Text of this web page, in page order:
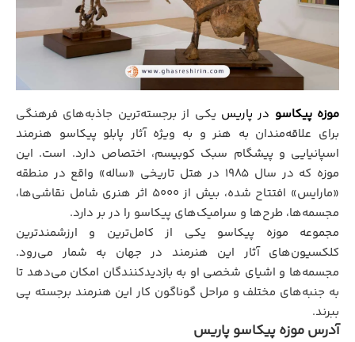
موزه پیکاسو در پاریس یکی از برجسته‌ترین جاذبه‌های فرهنگی
برای علاقه‌مندان به هنر و به‌ ویژه آثار پابلو پیکاسو هنرمند
اسپانیایی و پیشگام سبک کوبیسم، اختصاص دارد. است. این
موزه که در سال 1985 در هتل تاریخی «ساله» واقع در منطقه
«مارایس» افتتاح شده، بیش از 5000 اثر هنری شامل نقاشی‌ها،
مجسمه‌ها، طرح‌ها و سرامیک‌های پیکاسو را در بر دارد.
مجموعه موزه پیکاسو یکی از کامل‌ترین و ارزشمندترین
کلکسیون‌های آثار این هنرمند در جهان به شمار می‌رود.
مجسمه‌ها و اشیای شخصی او به بازدیدکنندگان امکان می‌دهد تا
به جنبه‌های مختلف و مراحل گوناگون کار این هنرمند برجسته پی
ببرند.
آدرس موزه پیکاسو پاریس